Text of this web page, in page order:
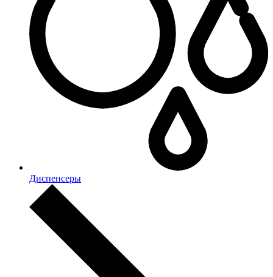
Диспенсеры